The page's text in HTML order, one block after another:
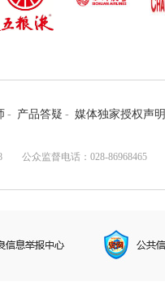
- 产品答疑 - 媒体独家授权声明
公众监督电话：028-86968465